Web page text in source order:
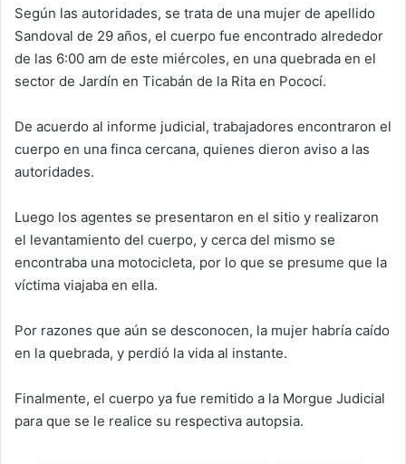
Según las autoridades, se trata de una mujer de apellido
Sandoval de 29 años, el cuerpo fue encontrado alrededor
de las 6:00 am de este miércoles, en una quebrada en el
sector de Jardín en Ticabán de la Rita en Pococí.
De acuerdo al informe judicial, trabajadores encontraron el
cuerpo en una finca cercana, quienes dieron aviso a las
autoridades.
Luego los agentes se presentaron en el sitio y realizaron
el levantamiento del cuerpo, y cerca del mismo se
encontraba una motocicleta, por lo que se presume que la
víctima viajaba en ella.
Por razones que aún se desconocen, la mujer habría caído
en la quebrada, y perdió la vida al instante.
Finalmente, el cuerpo ya fue remitido a la Morgue Judicial
para que se le realice su respectiva autopsia.